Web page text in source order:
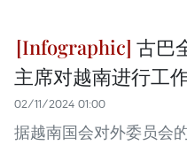
古巴
主席对越南进行工
02/11/2024 01:00
据越南国会对外委员会